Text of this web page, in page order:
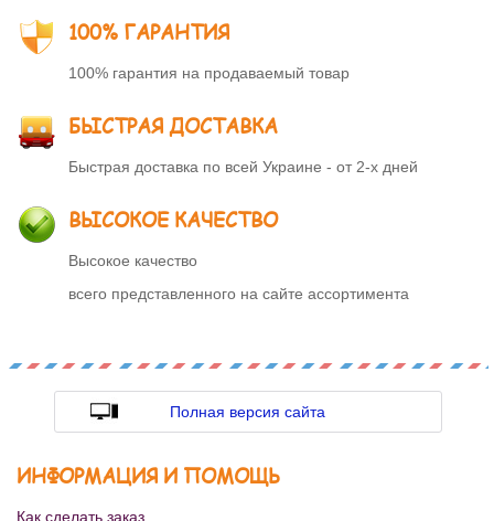
100% ГАРАНТИЯ
100% гарантия на продаваемый товар
БЫСТРАЯ ДОСТАВКА
Быстрая доставка по всей Украине - от 2-х дней
ВЫСОКОЕ КАЧЕСТВО
Высокое качество
всего представленного на сайте ассортимента
Полная версия сайта
ИНФОРМАЦИЯ И ПОМОЩЬ
Как сделать заказ